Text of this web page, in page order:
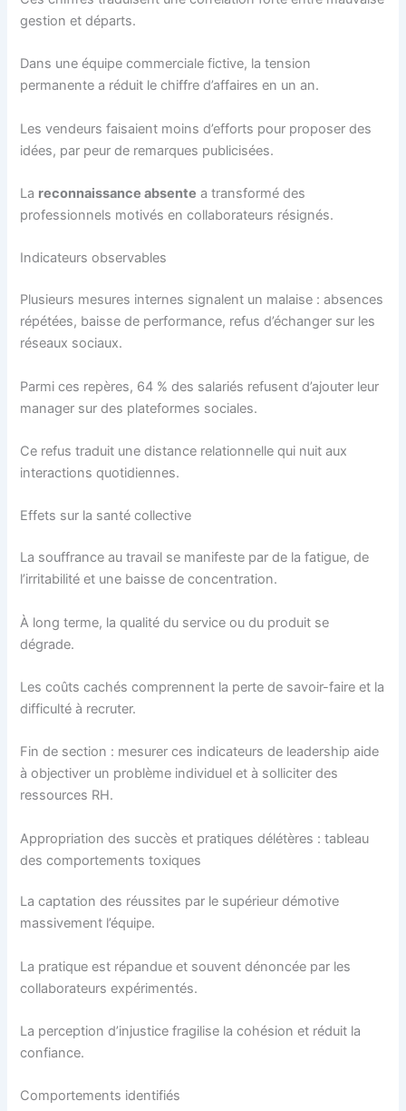
gestion et départs.
Dans une équipe commerciale fictive, la tension
permanente a réduit le chiffre d’affaires en un an.
Les vendeurs faisaient moins d’efforts pour proposer des
idées, par peur de remarques publicisées.
La reconnaissance absente a transformé des
professionnels motivés en collaborateurs résignés.
Indicateurs observables
Plusieurs mesures internes signalent un malaise : absences
répétées, baisse de performance, refus d’échanger sur les
réseaux sociaux.
Parmi ces repères, 64 % des salariés refusent d’ajouter leur
manager sur des plateformes sociales.
Ce refus traduit une distance relationnelle qui nuit aux
interactions quotidiennes.
Effets sur la santé collective
La souffrance au travail se manifeste par de la fatigue, de
l’irritabilité et une baisse de concentration.
À long terme, la qualité du service ou du produit se
dégrade.
Les coûts cachés comprennent la perte de savoir-faire et la
difficulté à recruter.
Fin de section : mesurer ces indicateurs de leadership aide
à objectiver un problème individuel et à solliciter des
ressources RH.
Appropriation des succès et pratiques délétères : tableau
des comportements toxiques
La captation des réussites par le supérieur démotive
massivement l’équipe.
La pratique est répandue et souvent dénoncée par les
collaborateurs expérimentés.
La perception d’injustice fragilise la cohésion et réduit la
confiance.
Comportements identifiés